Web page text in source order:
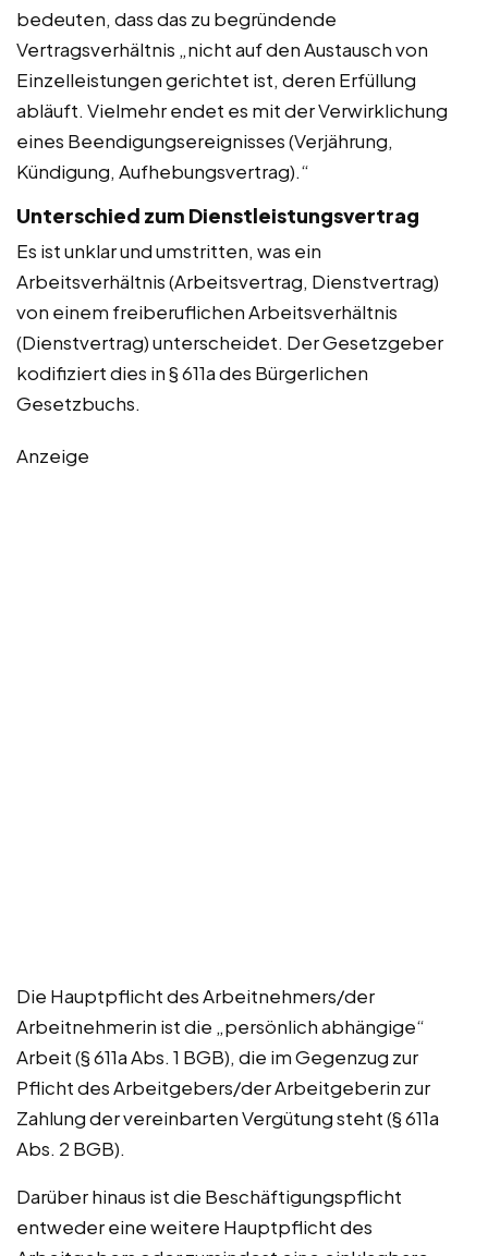
bedeuten, dass das zu begründende
Vertragsverhältnis „nicht auf den Austausch von
Einzelleistungen gerichtet ist, deren Erfüllung
abläuft. Vielmehr endet es mit der Verwirklichung
eines Beendigungsereignisses (Verjährung,
Kündigung, Aufhebungsvertrag).“
Unterschied zum Dienstleistungsvertrag
Es ist unklar und umstritten, was ein
Arbeitsverhältnis (Arbeitsvertrag, Dienstvertrag)
von einem freiberuflichen Arbeitsverhältnis
(Dienstvertrag) unterscheidet. Der Gesetzgeber
kodifiziert dies in § 611a des Bürgerlichen
Gesetzbuchs.
Anzeige
Die Hauptpflicht des Arbeitnehmers/der
Arbeitnehmerin ist die „persönlich abhängige“
Arbeit (§ 611a Abs. 1 BGB), die im Gegenzug zur
Pflicht des Arbeitgebers/der Arbeitgeberin zur
Zahlung der vereinbarten Vergütung steht (§ 611a
Abs. 2 BGB).
Darüber hinaus ist die Beschäftigungspflicht
entweder eine weitere Hauptpflicht des